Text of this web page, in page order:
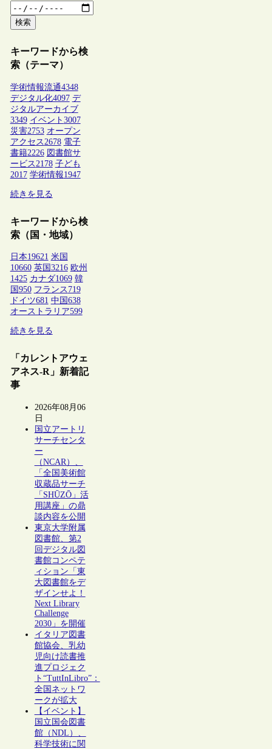
検索
キーワードから検
索（テーマ）
学術情報流通4348
デジタル化4097 デ
ジタルアーカイブ
3349 イベント 3007
災害2753 オープン
アクセス 2678 電子
書籍2226 図書館サ
ービス 2178 子ども
2017 学術情報1947
続きを見る
キーワードから検
索（国・地域）
日本19621 米国
10660 英国 3216 欧州
1425 カナダ1069 韓
国 950 フランス 719
ドイツ681 中国 638
オーストラリア599
続きを見る
「カレントアウェ
アネス-R」新着記
事
2026年08月06
日
国立アートリ
サーチセンタ
ー
（NCAR）、
「全国美術館
収蔵品サーチ
「SHŪZŌ」活
用講座」の鼎
談内容を公開
東京大学附属
図書館、第2
回デジタル図
書館コンペテ
ィション「東
大図書館をデ
ザインせよ！
Next Library
Challenge
2030」を開催
イタリア図書
館協会、乳幼
児向け読書推
進プロジェク
ト“TuttInLibro”：
全国ネットワ
ークが拡大
【イベント】
国立国会図書
館（NDL）、
科学技術に関